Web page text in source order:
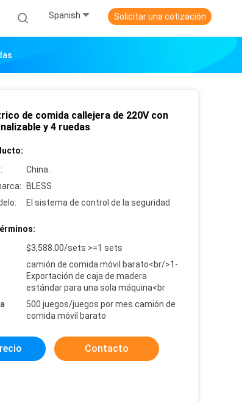
Spanish Solicitar una cotización
de comida callejera de 220V con
y 4 ruedas
China.
BLESS
El sistema de control de la seguridad
$3,588.00/sets >=1 sets
camión de comida móvil barato<br/>1-
Exportación de caja de madera
estándar para una sola máquina<br
500 juegos/juegos por mes camión de
comida móvil barato
Contacto